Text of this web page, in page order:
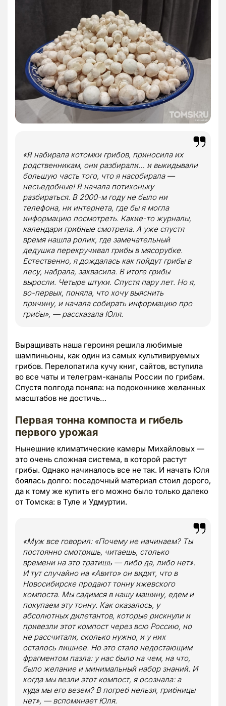
«Я набирала котомки грибов, приносила их
родственникам, они разбирали… и выкидывали
большую часть того, что я насобирала —
несъедобные! Я начала потихоньку
разбираться. В 2000-м году не было ни
телефона, ни интернета, где бы я могла
информацию посмотреть. Какие-то журналы,
календари грибные смотрела. А уже спустя
время нашла ролик, где замечательный
дедушка перекручивал грибы в мясорубке.
Естественно, я дождалась как пойдут грибы в
лесу, набрала, заквасила. В итоге грибы
выросли. Четыре штуки. Спустя пару лет. Но я,
во-первых, поняла, что хочу выяснить
причину, и начала собирать информацию про
грибы», — рассказала Юля.
Выращивать наша героиня решила любимые
шампиньоны, как один из самых культивируемых
грибов. Перелопатила кучу книг, сайтов, вступила
во все чаты и телеграм-каналы России по грибам.
Спустя полгода поняла: на подоконнике желанных
масштабов не достичь…
Первая тонна компоста и гибель
первого урожая
Нынешние климатические камеры Михайловых —
это очень сложная система, в которой растут
грибы. Однако начиналось все не так. И начать Юля
боялась долго: посадочный материал стоил дорого,
да к тому же купить его можно было только далеко
от Томска: в Туле и Удмуртии.
«Муж все говорил: «Почему не начинаем? Ты
постоянно смотришь, читаешь, столько
времени на это тратишь — либо да, либо нет».
И тут случайно на «Авито» он видит, что в
Новосибирске продают тонну ижевского
компоста. Мы садимся в нашу машину, едем и
покупаем эту тонну. Как оказалось, у
абсолютных дилетантов, которые рискнули и
привезли этот компост через всю Россию, но
не рассчитали, сколько нужно, и у них
осталось лишнее. Но это стало недостающим
фрагментом пазла: у нас было на чем, на что,
было желание и минимальный набор знаний. И
когда мы везли этот компост, я осознала: а
куда мы его везем? В погреб нельзя, грибницы
нет», — вспоминает Юля.